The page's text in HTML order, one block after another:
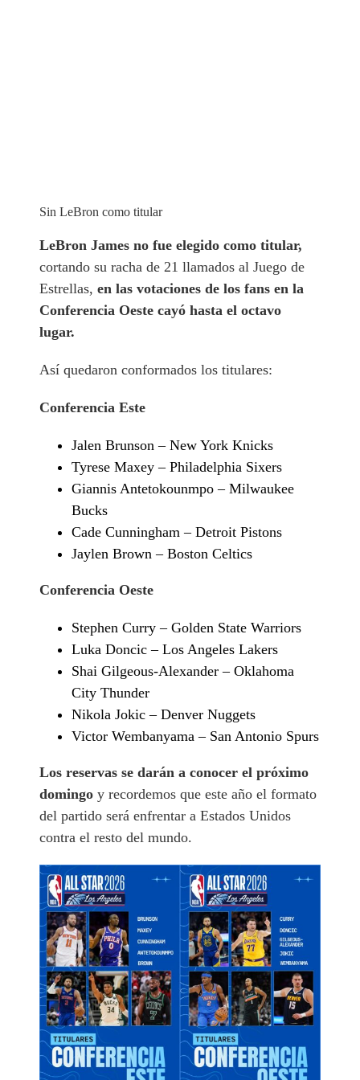
Sin LeBron como titular
LeBron James no fue elegido como titular,
cortando su racha de 21 llamados al Juego de
Estrellas,en las votaciones de los fans en la
Conferencia Oeste cayó hasta el octavo
lugar.
Así quedaron conformados los titulares:
Conferencia Este
Jalen Brunson – New York Knicks
Tyrese Maxey – Philadelphia Sixers
Giannis Antetokounmpo – Milwaukee
Bucks
Cade Cunningham – Detroit Pistons
Jaylen Brown – Boston Celtics
Conferencia Oeste
Stephen Curry – Golden State Warriors
Luka Doncic – Los Angeles Lakers
Shai Gilgeous-Alexander – Oklahoma
City Thunder
Nikola Jokic – Denver Nuggets
Victor Wembanyama – San Antonio Spurs
Los reservas se darán a conocer el próximo
domingo y recordemos que este año el formato
del partido será enfrentar a Estados Unidos
contra el resto del mundo.